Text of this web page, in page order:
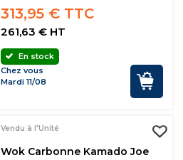
313,95 € TTC
261,63 € HT
En stock
Chez vous
Mardi 11/08
Vendu à l'Unité
Wok Carbonne Kamado Joe